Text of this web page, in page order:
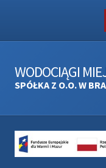
WODOCIĄGI
SPÓŁKA Z O.O. W